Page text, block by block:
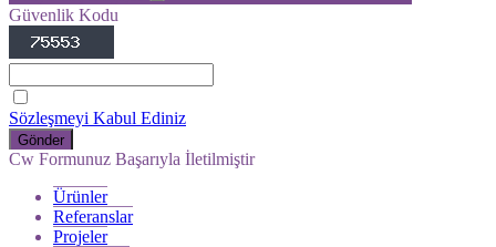
Güvenlik Kodu
Sözleşmeyi Kabul Ediniz
Gönder
Cw Formunuz Başarıyla İletilmiştir
Ürünler
Referanslar
Projeler